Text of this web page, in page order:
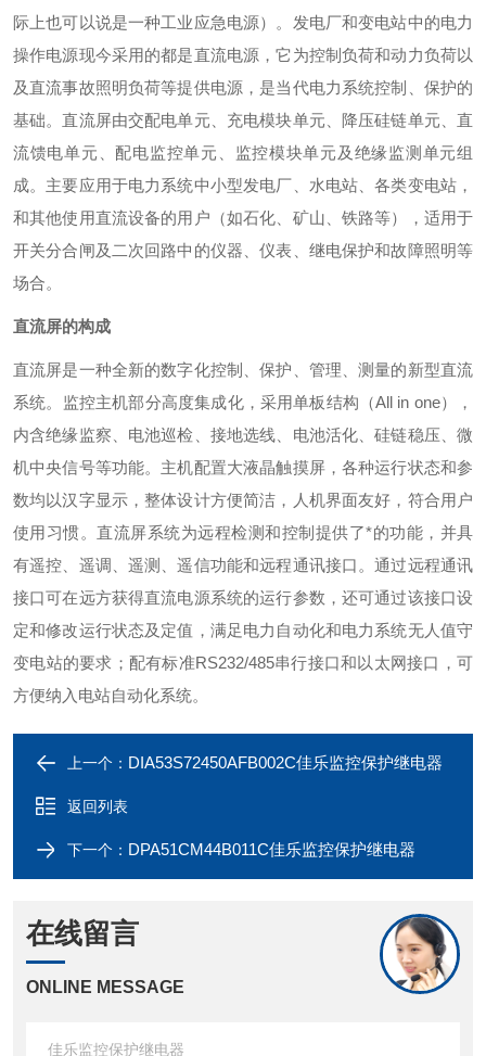
际上也可以说是一种工业应急电源）。发电厂和变电站中的电力
操作电源现今采用的都是直流电源，它为控制负荷和动力负荷以
及直流事故照明负荷等提供电源，是当代电力系统控制、保护的
基础。直流屏由交配电单元、充电模块单元、降压硅链单元、直
流馈电单元、配电监控单元、监控模块单元及绝缘监测单元组
成。主要应用于电力系统中小型发电厂、水电站、各类变电站，
和其他使用直流设备的用户（如石化、矿山、铁路等），适用于
开关分合闸及二次回路中的仪器、仪表、继电保护和故障照明等
场合。
直流屏的构成
直流屏是一种全新的数字化控制、保护、管理、测量的新型直流
系统。监控主机部分高度集成化，采用单板结构（All in one），
内含绝缘监察、电池巡检、接地选线、电池活化、硅链稳压、微
机中央信号等功能。主机配置大液晶触摸屏，各种运行状态和参
数均以汉字显示，整体设计方便简洁，人机界面友好，符合用户
使用习惯。直流屏系统为远程检测和控制提供了*的功能，并具
有遥控、遥调、遥测、遥信功能和远程通讯接口。通过远程通讯
接口可在远方获得直流电源系统的运行参数，还可通过该接口设
定和修改运行状态及定值，满足电力自动化和电力系统无人值守
变电站的要求；配有标准RS232/485串行接口和以太网接口，可
方便纳入电站自动化系统。
上一个： DIA53S72450AFB002C佳乐监控保护继电器
返回列表
下一个： DPA51CM44B011C佳乐监控保护继电器
在线留言
ONLINE MESSAGE